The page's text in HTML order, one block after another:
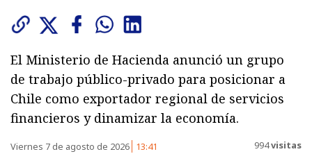
El Ministerio de Hacienda anunció un grupo
de trabajo público-privado para posicionar a
Chile como exportador regional de servicios
financieros y dinamizar la economía.
Viernes 7 de agosto de 2026 13:41 994visitas